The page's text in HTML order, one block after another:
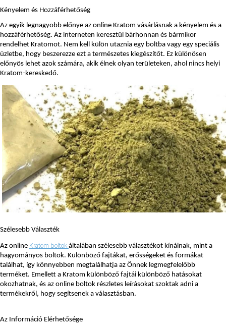
Kényelem és Hozzáférhetőség
Az egyik legnagyobb előnye az online Kratom vásárlásnak a kényelem és a
hozzáférhetőség. Az interneten keresztül bárhonnan és bármikor
rendelhet Kratomot. Nem kell külön utaznia egy boltba vagy egy speciális
üzletbe, hogy beszerezze ezt a természetes kiegészítőt. Ez különösen
előnyös lehet azok számára, akik élnek olyan területeken, ahol nincs helyi
Kratom-kereskedő.
Szélesebb Választék
Az online Kratom boltok általában szélesebb választékot kínálnak, mint a
hagyományos boltok. Különböző fajtákat, erősségeket és formákat
találhat, így könnyebben megtalálhatja az Önnek legmegfelelőbb
terméket. Emellett a Kratom különböző fajtái különböző hatásokat
okozhatnak, és az online boltok részletes leírásokat szoktak adni a
termékekről, hogy segítsenek a választásban.
Az Információ Elérhetősége